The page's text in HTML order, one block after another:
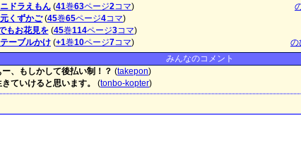
ドラえもん (41巻63ページ2コマ)
くずかご(45巻65ページ4コマ)
もお花見を(45巻114ページ3コマ)
ーブルかけ (+1巻10ページ7コマ)
の
みんなのコメント
、もしかして後払い制！？ (takepon)
ていけると思います。
(tonbo-kopter)